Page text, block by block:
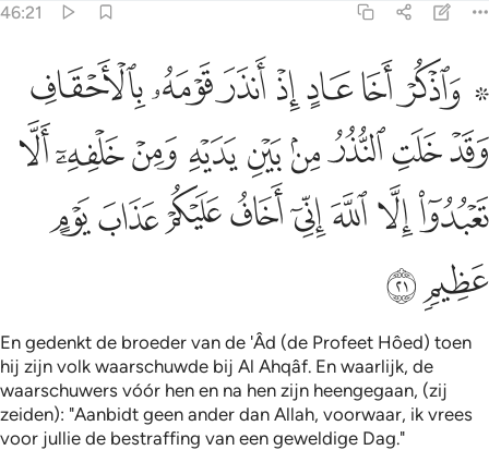
46:21
۞ واذكر اخا عاد اذ انذر قومه بالاحقاف وقد خلت النذر من بين يديه
۞ وَٱذْكُرْ أَخَا عَادٍ إِذْ أَنذَرَ قَوْمَهُۥ بِٱلْأَحْقَافِ وَقَدْ خَلَتِ ٱلنُّذُرُ مِنۢ بَيْنِ
ﱁ ﱂﱃﱄﱅﱆﱇﱈ
ﱉﱊﱋﱌﱍﱎﱏﱐﱑ
ﱒﱓﱔﱕﱖﱗﱘﱙ
ﱚﱛ
En gedenkt de broeder van de 'Âd (de Profeet Hôed) toen
hij zijn volk waarschuwde bij Al Ahqâf. En waarlijk, de
waarschuwers vóór hen en na hen zijn heengegaan, (zij
zeiden): "Aanbidt geen ander dan Allah, voorwaar, ik vrees
voor jullie de bestraffing van een geweldige Dag."